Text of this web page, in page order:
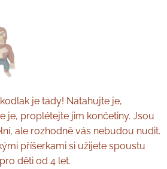
je tady! Natahujte je,
je, proplétejte jim končetiny. Jsou
ale rozhodně vás nebudou nudit.
příšerkami si užijete spoustu
děti od 4 let.